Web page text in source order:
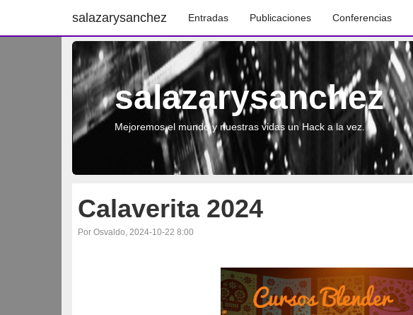
salazarysanchez Entradas Publicaciones Conferencias
salazarysanchez
Mejoremos el mundo y nuestras vidas un Hack a la vez.
Calaverita 2024
Por Osvaldo, 2024-10-22 8:00